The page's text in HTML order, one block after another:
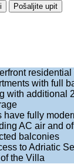
Pošaljite upit
with full
with additional
have fully
AC air and
balconies
to Adriatic
the Villa